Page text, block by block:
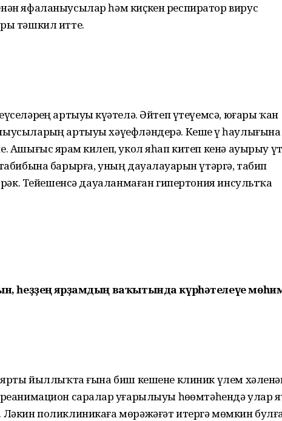
яфаланыусылар һәм киҫкен респиратор вирус
тәшкил итте.
артыуы күҙәтелә. Әйтеп үтеүемсә, юғары ҡан
артыуы хәүефләндерә. Кеше үҙ һаулығына
Ашығыс ярҙам килеп, укол яһап китеп кенә ауырыу
барырға, уның дауалауҙарын үтәргә, табип
Тейешенсә дауаланмаған гипертония инсультҡа
һеҙҙең ярҙамдың ваҡытында күрһәтелеүе
йыллыҡта ғына биш кешене клиник үлем
саралар уҙғарылыуы һөҙөмтәһендә улар
поликлиникаға мөрәжәғәт итергә мөмкин